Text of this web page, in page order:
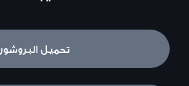
تحميل البروشور
S6 Sportback e-tron